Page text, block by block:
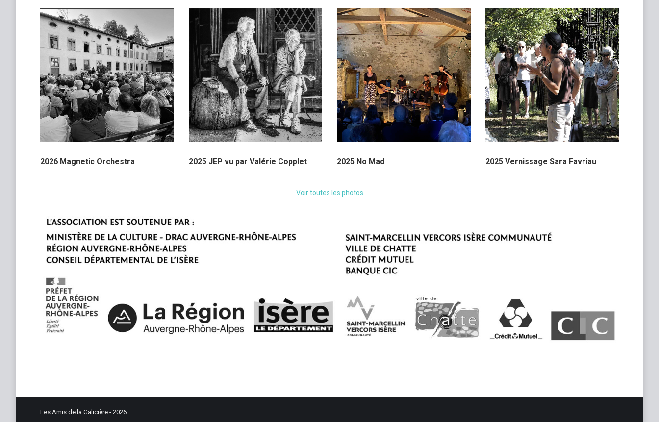
2026 Magnetic Orchestra 2025 JEP vu par Valérie Copplet 2025 No Mad 2025 Vernissage Sara Favriau
Voir toutes les photos
Les Amis de la Galicière - 2026